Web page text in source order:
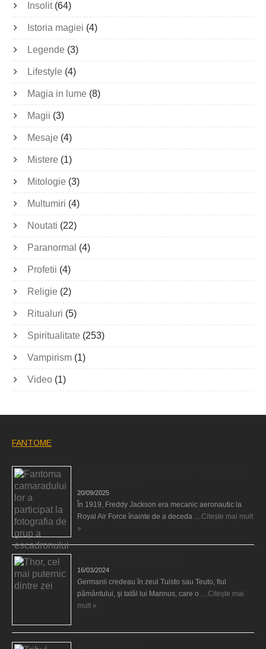
Insolit(64)
Istoria magiei (4)
Legende (3)
Lifestyle (4)
Magia in lume (8)
Magii (3)
Mesaje (4)
Mistere (1)
Mitologie (3)
Multumiri (4)
Noutati (22)
Paranormal (4)
Profetii (4)
Religie (2)
Ritualuri (5)
Spiritualitate (253)
Vampirism (1)
Video (1)
FANTOME
20/09/2025
În 1919, Freddy Jackson era mecanic aeronautic la
Royal Air Force înainte de a deceda …Citește mai mult
»
16/03/2024
Germanii credeau în zeul Tuisto sau Teuto, fiul
pământului, şi tatăl lui Mannus, care o …Citește mai
mult »